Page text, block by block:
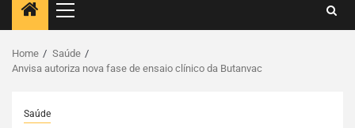
Home
Saúde
Anvisa autoriza nova fase de ensaio clínico da Butanvac
Saúde